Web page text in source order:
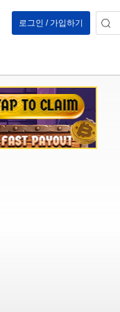
로그인 / 가입하기